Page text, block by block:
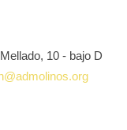
10 - bajo D